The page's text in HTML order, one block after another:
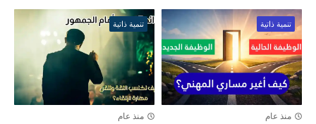
تنمية ذاتية
منذ عام
تنمية ذاتية
منذ عام